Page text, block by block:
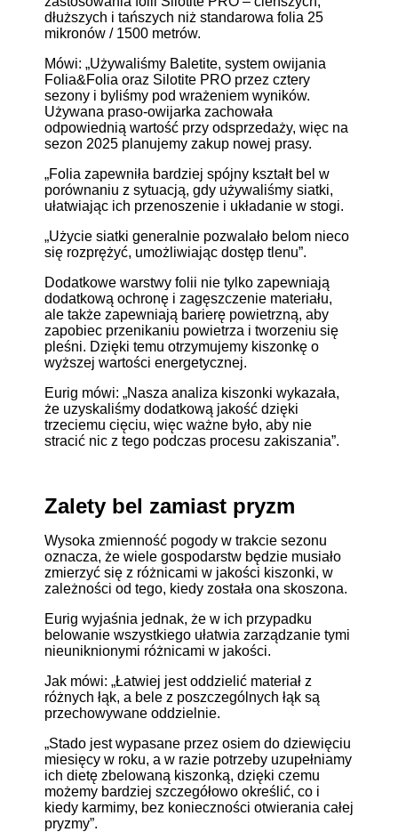
dłuższych i tańszych niż standarowa folia 25
mikronów / 1500 metrów.
Mówi: „Używaliśmy Baletite, system owijania
Folia&Folia oraz Silotite PRO przez cztery
sezony i byliśmy pod wrażeniem wyników.
Używana praso-owijarka zachowała
odpowiednią wartość przy odsprzedaży, więc na
sezon 2025 planujemy zakup nowej prasy.
„Folia zapewniła bardziej spójny kształt bel w
porównaniu z sytuacją, gdy używaliśmy siatki,
ułatwiając ich przenoszenie i układanie w stogi.
„Użycie siatki generalnie pozwalało belom nieco
się rozprężyć, umożliwiając dostęp tlenu”.
Dodatkowe warstwy folii nie tylko zapewniają
dodatkową ochronę i zagęszczenie materiału,
ale także zapewniają barierę powietrzną, aby
zapobiec przenikaniu powietrza i tworzeniu się
pleśni. Dzięki temu otrzymujemy kiszonkę o
wyższej wartości energetycznej.
Eurig mówi: „Nasza analiza kiszonki wykazała,
że uzyskaliśmy dodatkową jakość dzięki
trzeciemu cięciu, więc ważne było, aby nie
stracić nic z tego podczas procesu zakiszania”.
Zalety bel zamiast pryzm
Wysoka zmienność pogody w trakcie sezonu
oznacza, że wiele gospodarstw będzie musiało
zmierzyć się z różnicami w jakości kiszonki, w
zależności od tego, kiedy została ona skoszona.
Eurig wyjaśnia jednak, że w ich przypadku
belowanie wszystkiego ułatwia zarządzanie tymi
nieuniknionymi różnicami w jakości.
Jak mówi: „Łatwiej jest oddzielić materiał z
różnych łąk, a bele z poszczególnych łąk są
przechowywane oddzielnie.
„Stado jest wypasane przez osiem do dziewięciu
miesięcy w roku, a w razie potrzeby uzupełniamy
ich dietę zbelowaną kiszonką, dzięki czemu
możemy bardziej szczegółowo określić, co i
kiedy karmimy, bez konieczności otwierania całej
pryzmy”.